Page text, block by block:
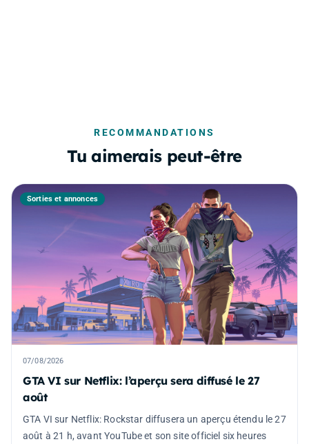
RECOMMANDATIONS
Tu aimerais peut-être
Sorties et annonces
07/08/2026
GTA VI sur Netflix: l’aperçu sera diffusé le 27
août
GTA VI sur Netflix: Rockstar diffusera un aperçu étendu le 27
août à 21 h, avant YouTube et son site officiel six heures